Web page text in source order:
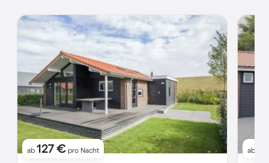
ab 127 € pro Nacht ab